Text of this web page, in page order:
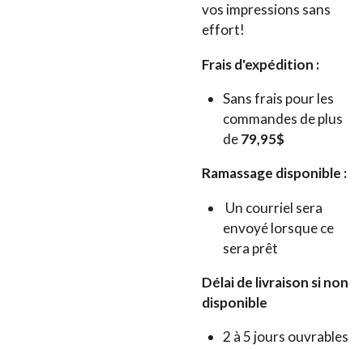
vos impressions sans
effort!
Frais d'expédition :
Sans frais pour les
commandes de plus
de79,95$
Ramassage disponible :
Un courriel sera
envoyé lorsque ce
sera prêt
Délai de livraison si non
disponible
2 à 5 jours ouvrables